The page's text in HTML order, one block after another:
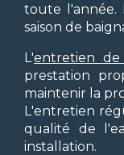
toute l'année.
saison de
L'entretien de
prestation
maintenir la
L'entretien
qualité de
installation.